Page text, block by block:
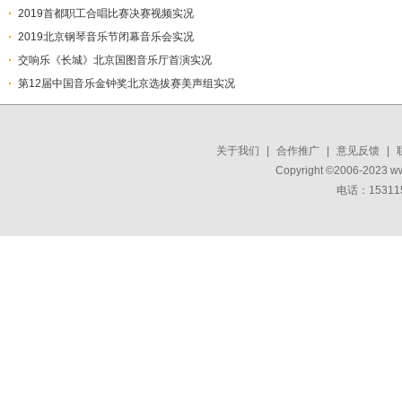
2019首都职工合唱比赛决赛视频实况
2019北京钢琴音乐节闭幕音乐会实况
交响乐《长城》北京国图音乐厅首演实况
第12届中国音乐金钟奖北京选拔赛美声组实况
关于我们 合作推广 意见反馈
Copyright ©2006-2023
电话：